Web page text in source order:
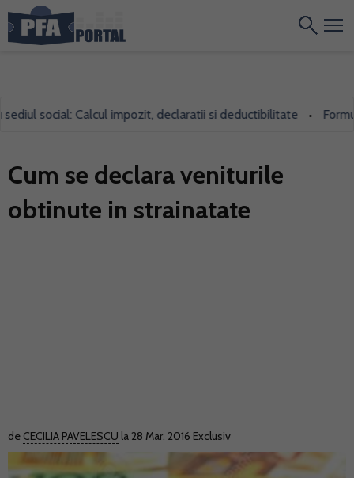
social: Calcul impozit, declaratii si deductibilitate •
Cum se declara veniturile
obtinute in strainatate
de CECILIA PAVELESCU la 28 Mar. 2016 Exclusiv